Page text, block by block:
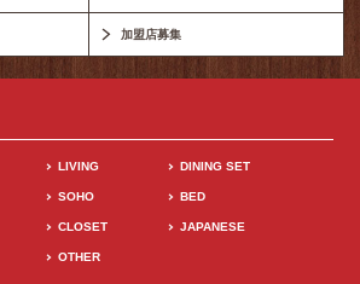
加盟店募集
LIVING DINING SET
SOHO BED
CLOSET JAPANESE
OTHER